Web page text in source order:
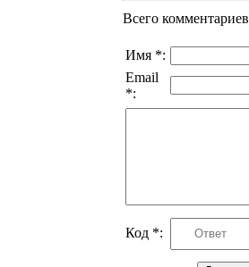
Всего комментариев
Имя *:
Email
*:
Код *: